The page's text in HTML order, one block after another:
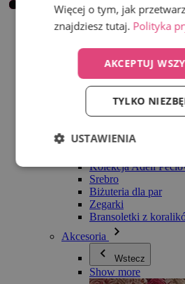
Wszystko w
Bransoletki
Kolekcja Adéli
Srebro
Biżuteria dla par
Zegarki
Bransoletki z
Akcesoria
Wstecz
Show more
Więcej o tym, jak
znajdziesz tutaj. Polityka
AKCEPTUJ
TYLKO
USTAWIENIA